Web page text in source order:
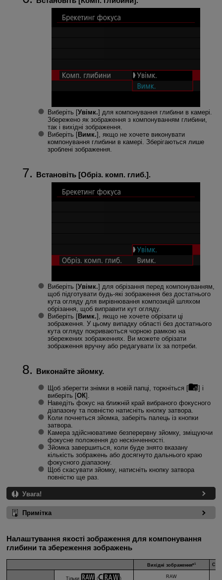
Виберіть [Увімк.] для компонування глибини в камері.
Збережено як зображення з компонуванням глибини,
так і вихідні зображення.
Виберіть [Вимк.], якщо не хочете виконувати
компонування глибини в камері. Зберігаються лише
зроблені зображення.
Встановіть [Обріз. комп. глиб.].
Виберіть [Увімк.] для обрізання перед компонуванням,
щоб підготувати будь-які зображення без достатнього
кута огляду для вирівнювання композицій шляхом
обрізання, щоб виправити кут огляду.
Виберіть [Вимк.], якщо не хочете обрізати ці
зображення. У цьому випадку області без достатнього
кута огляду покриваються чорною рамкою на
збережених зображеннях. Ви можете обрізати
зображення вручну або редагувати їх за потреби.
Виконайте зйомку.
Щоб зберегти знімки в новій папці, торкніться [
] і
виберіть [ОК].
Наведіть фокус на ближній край вибраного фокусного
діапазону та повністю натисніть кнопку затвора.
Коли почнеться зйомка, заберіть палець із кнопки
затвора.
Камера здійснюватиме безперервну зйомку, зміщуючи
фокусне положення до нескінченності.
Зйомка завершиться, коли буде знято вказану
кількість зображень або досягнуто дальнього краю
фокусного діапазону.
Щоб скасувати зйомку, натисніть кнопку затвора
повністю ще раз.
Увага!
Примітка
Налаштування якості зображення для компонування
глибини та збереження зображень
Вихідні зображення*1
Тільки ( ) RAW